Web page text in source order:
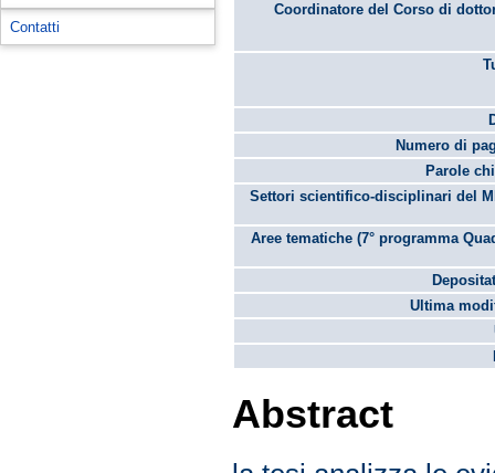
Contatti
Coordinatore del Corso di
Numero di
Parole
Settori scientifico-disciplinari del
Aree tematiche (7° programma
Ultima
Abstract